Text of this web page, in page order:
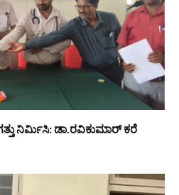
ನಿರ್ಮಿಸಿ: ಡಾ.ರವಿಕುಮಾರ್ ಕರೆ